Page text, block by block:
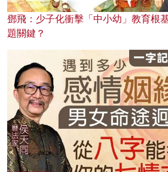
鄧飛：少子化衝擊「中小幼」教育根
題關鍵？